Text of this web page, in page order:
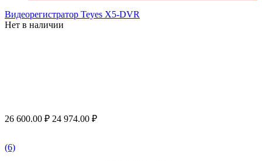
Видеорегистратор Teyes X5-DVR
Нет в наличии
26 600.00 ₽ 24 974.00 ₽
(6)